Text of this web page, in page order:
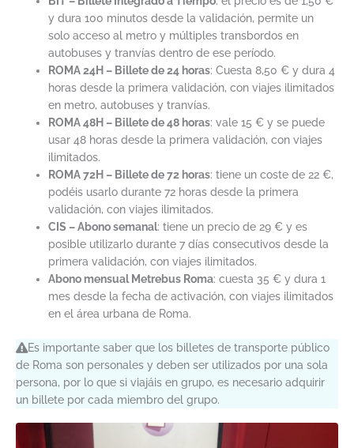
y dura 100 minutos desde la validación, permite un
solo acceso al metro y múltiples transbordos en
autobuses y tranvías dentro de ese período.
ROMA 24H – Billete de 24 horas: Cuesta 8,50 € y dura 4
horas desde la primera validación, con viajes ilimitados
en metro, autobuses y tranvías.
ROMA 48H – Billete de 48 horas: vale 15 € y se puede
usar 48 horas desde la primera validación, con viajes
ilimitados.
ROMA 72H – Billete de 72 horas: tiene un coste de 22 €,
podéis usarlo durante 72 horas desde la primera
validación, con viajes ilimitados.
CIS – Abono semanal: tiene un precio de 29 € y es
posible utilizarlo durante 7 días consecutivos desde la
primera validación, con viajes ilimitados.
Abono mensual Metrebus Roma: cuesta 35 € y dura 1
mes desde la fecha de activación, con viajes ilimitados
en el área urbana de Roma.
Es importante saber que los billetes de transporte público
de Roma son personales y deben ser utilizados por una sola
persona, por lo que si viajáis en grupo, es necesario adquirir
un billete por cada miembro del grupo.